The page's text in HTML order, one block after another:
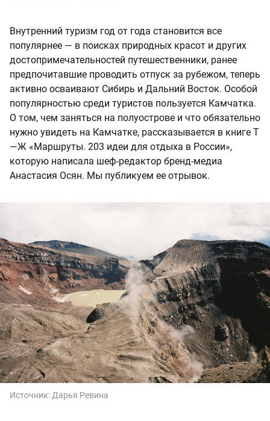
Внутренний туризм год от года становится все
популярнее — в поисках природных красот и других
достопримечательностей путешественники, ранее
предпочитавшие проводить отпуск за рубежом, теперь
активно осваивают Сибирь и Дальний Восток. Особой
популярностью среди туристов пользуется Камчатка.
О том, чем заняться на полуострове и что обязательно
нужно увидеть на Камчатке, рассказывается в книге Т
—Ж «Маршруты. 203 идеи для отдыха в России»,
которую написала шеф-редактор бренд-медиа
Анастасия Осян. Мы публикуем ее отрывок.
Источник:Дарья Ревина